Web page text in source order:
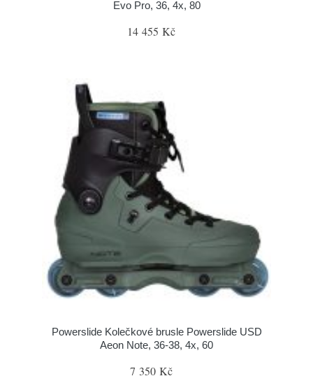
Evo Pro, 36, 4x, 80
14 455 Kč
Powerslide Kolečkové brusle Powerslide USD
Aeon Note, 36-38, 4x, 60
7 350 Kč